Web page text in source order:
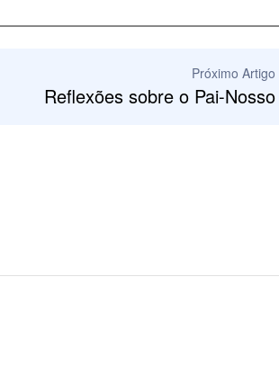
Próximo Artigo
Reflexões sobre o Pai-Nosso